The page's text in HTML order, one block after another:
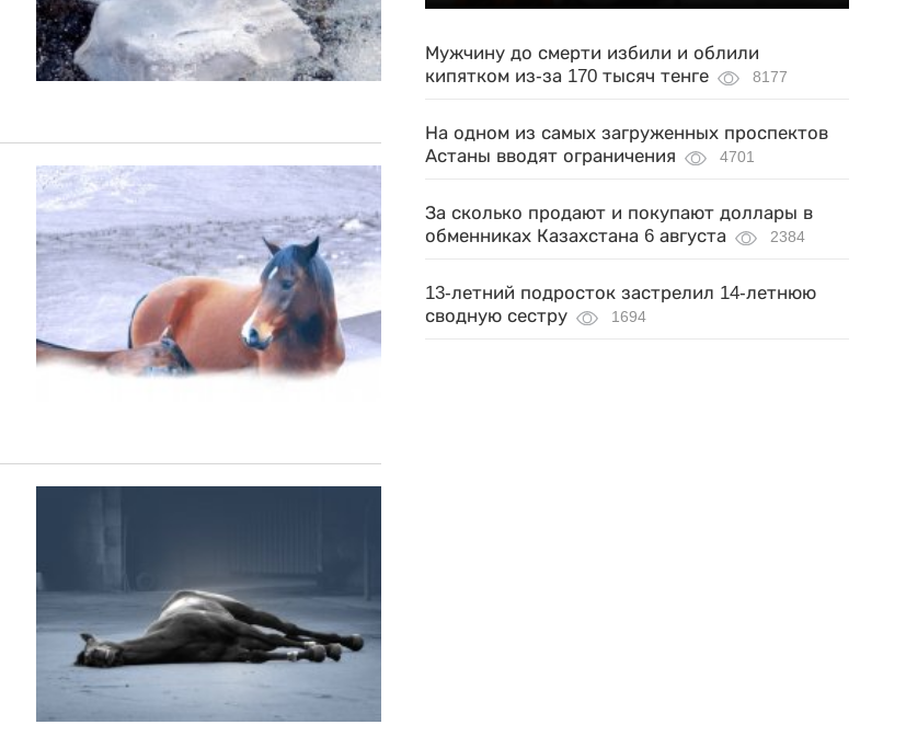
Мужчину до смерти избили и облили
кипятком из-за 170 тысяч тенге
8177
На одном из самых загруженных проспектов
Астаны вводят ограничения
4701
За сколько продают и покупают доллары в
обменниках Казахстана 6 августа
2384
13-летний подросток застрелил 14-летнюю
сводную сестру
1694